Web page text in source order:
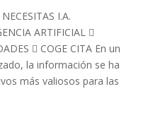
I.A.
ARTIFICIAL 
 COGE CITA En un
la información se ha
más valiosos para las